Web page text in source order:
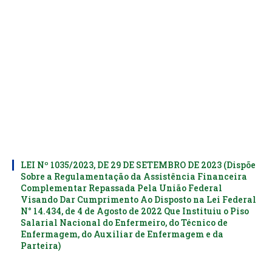
LEI Nº 1035/2023, DE 29 DE SETEMBRO DE 2023 (Dispõe
Sobre a Regulamentação da Assistência Financeira
Complementar Repassada Pela União Federal
Visando Dar Cumprimento Ao Disposto na Lei Federal
N° 14.434, de 4 de Agosto de 2022 Que Instituiu o Piso
Salarial Nacional do Enfermeiro, do Técnico de
Enfermagem, do Auxiliar de Enfermagem e da
Parteira)